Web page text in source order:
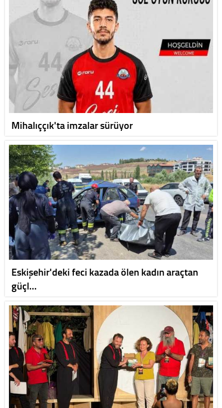
Mihalıççık'ta imzalar sürüyor
Eskişehir'deki feci kazada ölen kadın araçtan
güçl…